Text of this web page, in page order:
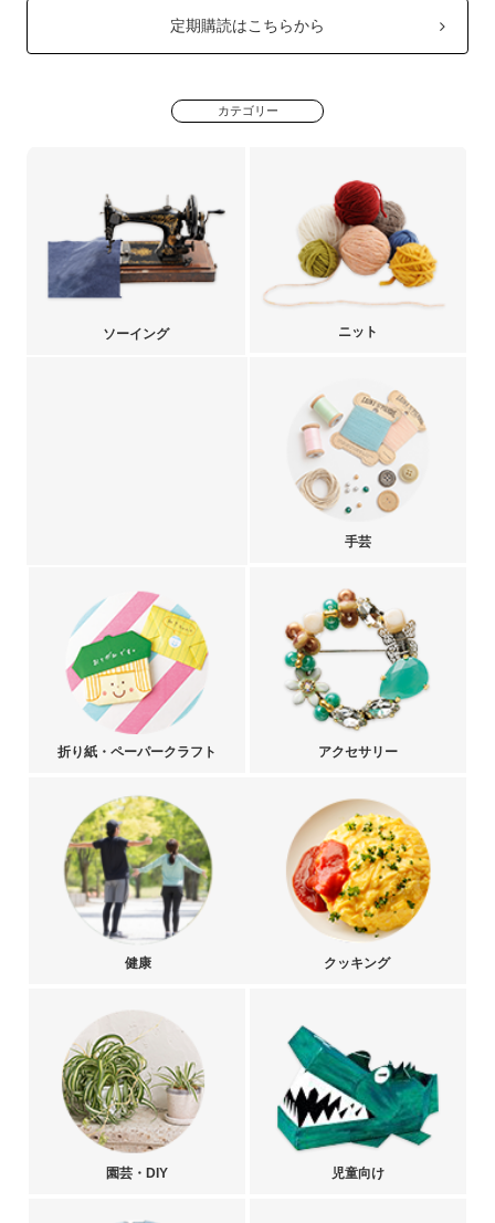
定期購読はこちらから
カテゴリー
ソーイング ニット
手芸
折り紙・ペーパークラフト アクセサリー
健康 クッキング
園芸・DIY 児童向け